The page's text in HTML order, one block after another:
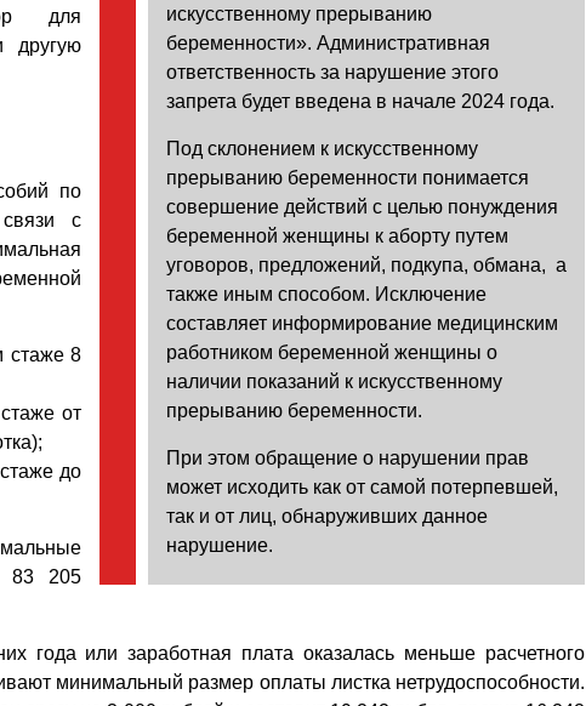
искусственному прерыванию
беременности». Административная
ответственность за нарушение этого
запрета будет введена в начале 2024 года.
Под склонением к искусственному
прерыванию беременности понимается
совершение действий с целью понуждения
беременной женщины к аборту путем
уговоров, предложений, подкупа, обмана, а
также иным способом. Исключение
составляет информирование медицинским
работником беременной женщины о
наличии показаний к искусственному
прерыванию беременности.
При этом обращение о нарушении прав
может исходить как от самой потерпевшей,
так и от лиц, обнаруживших данное
нарушение.
для
другую
по
с
стаже 8
от
до
83 205
года или заработная плата оказалась меньше расчетного
минимальный размер оплаты листка нетрудоспособности.